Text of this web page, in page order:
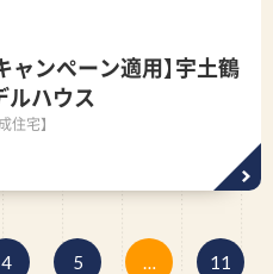
ャンペーン適用】宇土鶴
ハウス
住宅】
4 5 11